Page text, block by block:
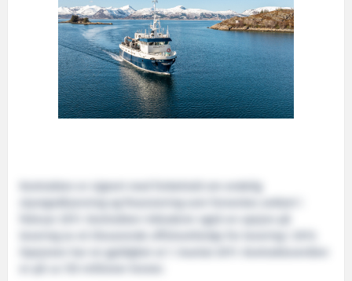
Kontrakten er signert med forbehold om endelig
styregodkjenning og finansiering som forventes avklart i
februar 2011. Kontrakten inkluderer også en opsjon på
levering av et tilsvarende offshorefartøy for levering i 2013.
Opsjonen har en gyldighet ut 1. kvartal 2011. Kontraktsverdien